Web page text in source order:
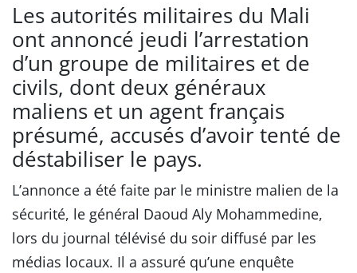
Les autorités militaires du Mali
ont annoncé jeudi l’arrestation
d’un groupe de militaires et de
civils, dont deux généraux
maliens et un agent français
présumé, accusés d’avoir tenté de
déstabiliser le pays.
L’annonce a été faite par le ministre malien de la
sécurité, le général Daoud Aly Mohammedine,
lors du journal télévisé du soir diffusé par les
médias locaux. Il a assuré qu’une enquête